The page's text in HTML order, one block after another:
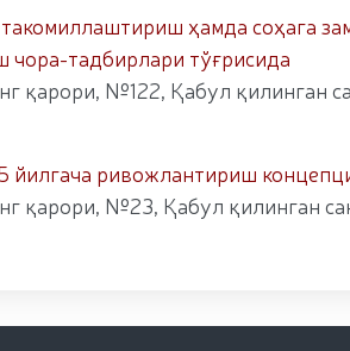
ҳамда соҳага
чора-тадбирлари тўғрисида
қарори, №122, Қабул қилинган
йилгача ривожлантириш
қарори, №23, Қабул қилинган